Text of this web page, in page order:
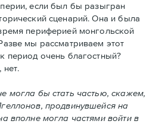
если был бы разыгран
сценарий. Она и была
периферией монгольской
мы рассматриваем этот
период очень благостный?
нет.
могла бы стать частью, скажем,
продвинувшейся на
вполне могла частями войти в